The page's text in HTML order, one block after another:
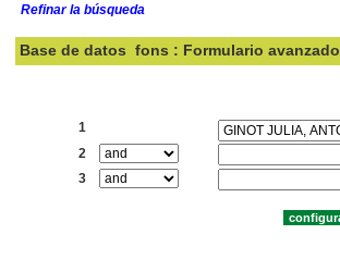
Refinar la búsqueda
Base de datos fons : Formulario avanzado
1
2
3